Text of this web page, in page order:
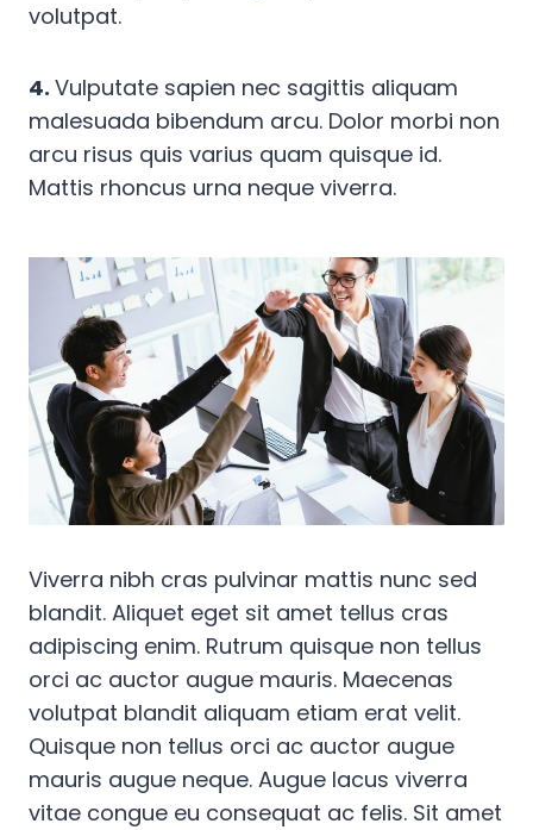
volutpat.
4. Vulputate sapien nec sagittis aliquam
malesuada bibendum arcu. Dolor morbi non
arcu risus quis varius quam quisque id.
Mattis rhoncus urna neque viverra.
Viverra nibh cras pulvinar mattis nunc sed
blandit. Aliquet eget sit amet tellus cras
adipiscing enim. Rutrum quisque non tellus
orci ac auctor augue mauris. Maecenas
volutpat blandit aliquam etiam erat velit.
Quisque non tellus orci ac auctor augue
mauris augue neque. Augue lacus viverra
vitae congue eu consequat ac felis. Sit amet